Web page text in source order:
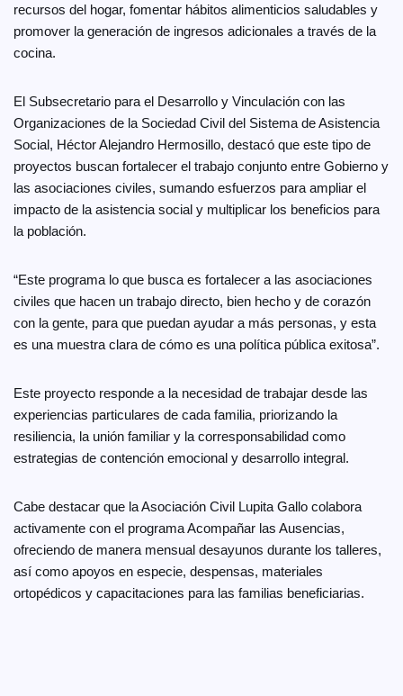
recursos del hogar, fomentar hábitos alimenticios saludables y
promover la generación de ingresos adicionales a través de la
cocina.
El Subsecretario para el Desarrollo y Vinculación con las
Organizaciones de la Sociedad Civil del Sistema de Asistencia
Social, Héctor Alejandro Hermosillo, destacó que este tipo de
proyectos buscan fortalecer el trabajo conjunto entre Gobierno y
las asociaciones civiles, sumando esfuerzos para ampliar el
impacto de la asistencia social y multiplicar los beneficios para
la población.
“Este programa lo que busca es fortalecer a las asociaciones
civiles que hacen un trabajo directo, bien hecho y de corazón
con la gente, para que puedan ayudar a más personas, y esta
es una muestra clara de cómo es una política pública exitosa”.
Este proyecto responde a la necesidad de trabajar desde las
experiencias particulares de cada familia, priorizando la
resiliencia, la unión familiar y la corresponsabilidad como
estrategias de contención emocional y desarrollo integral.
Cabe destacar que la Asociación Civil Lupita Gallo colabora
activamente con el programa Acompañar las Ausencias,
ofreciendo de manera mensual desayunos durante los talleres,
así como apoyos en especie, despensas, materiales
ortopédicos y capacitaciones para las familias beneficiarias.